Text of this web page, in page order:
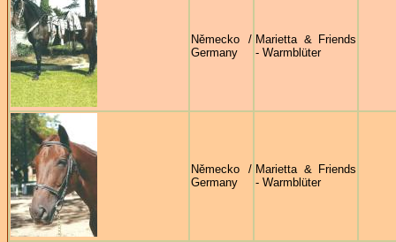
Německo /
Germany
Marietta & Friends
- Warmblüter
Německo /
Germany
Marietta & Friends
- Warmblüter